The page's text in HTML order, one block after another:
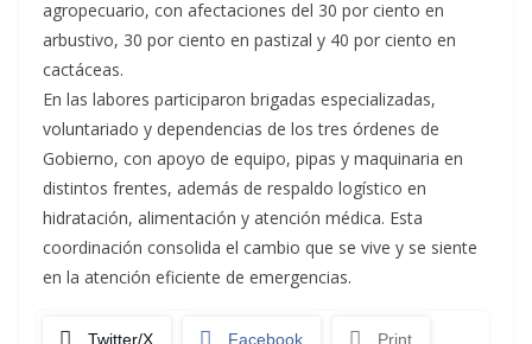
agropecuario, con afectaciones del 30 por ciento en
arbustivo, 30 por ciento en pastizal y 40 por ciento en
cactáceas.
En las labores participaron brigadas especializadas,
voluntariado y dependencias de los tres órdenes de
Gobierno, con apoyo de equipo, pipas y maquinaria en
distintos frentes, además de respaldo logístico en
hidratación, alimentación y atención médica. Esta
coordinación consolida el cambio que se vive y se siente
en la atención eficiente de emergencias.
Twitter/X Facebook Print